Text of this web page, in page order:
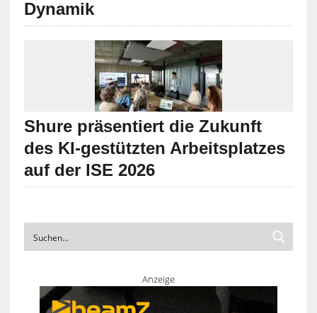
Dynamik
Shure präsentiert die Zukunft
des KI-gestützten Arbeitsplatzes
auf der ISE 2026
Anzeige